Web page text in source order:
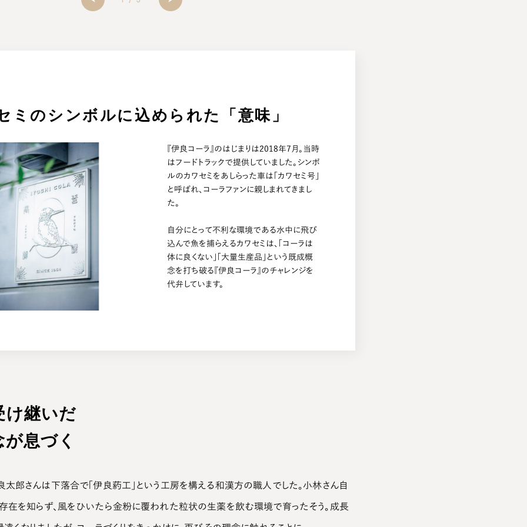
ミのシンボルに込められた「意味」
『伊良コーラ』のはじまりは2018年7月。当時
はフードトラックで提供していました。シンボ
ルのカワセミをあしらった車は「カワセミ号」
と呼ばれ、コーラファンに親しまれてきまし
た。
自分にとって不利な環境である水中に飛び
込んで魚を捕らえるカワセミは、「コーラは
体に良くない」「大量生産品」という既成概
念を打ち破る『伊良コーラ』のチャレンジを
代弁しています。
け継いだ
息づく
太郎さんは下落合で「伊良葯工」という工房を構える和漢方の職人でした。小林さん自
在を知らず、風をひいたら金粉に覆われた粒状の生薬を飲む環境で育ったそう。成長